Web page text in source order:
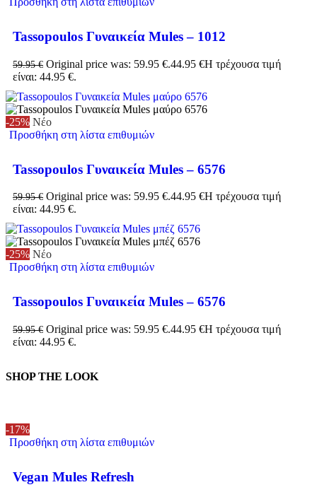
Tassopoulos Γυναικεία Mules – 1012
59.95€ Original price was: 59.95 €.44.95 €Η τρέχουσα τιμή
είναι: 44.95 €.
-25% Νέο
Προσθήκη στη λίστα επιθυμιών
Tassopoulos Γυναικεία Mules – 6576
59.95€ Original price was: 59.95 €.44.95 €Η τρέχουσα τιμή
είναι: 44.95 €.
-25% Νέο
Προσθήκη στη λίστα επιθυμιών
Tassopoulos Γυναικεία Mules – 6576
59.95€ Original price was: 59.95 €.44.95 €Η τρέχουσα τιμή
είναι: 44.95 €.
SHOP THE LOOK
-17%
Προσθήκη στη λίστα επιθυμιών
Vegan Mules Refresh